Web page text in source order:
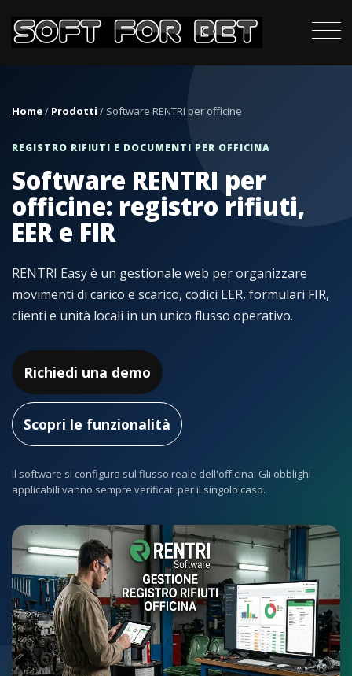
Home/ Prodotti / Software RENTRI per officine
REGISTRO RIFIUTI E DOCUMENTI PER OFFICINA
Software RENTRI per
officine: registro rifiuti,
EER e FIR
RENTRI Easy è un gestionale web per organizzare
movimenti di carico e scarico, codici EER, formulari FIR,
clienti e unità locali in un unico flusso operativo.
Richiedi una demo
Scopri le funzionalità
Il software si configura sul flusso reale dell'officina. Gli obblighi
applicabili vanno sempre verificati per il singolo caso.